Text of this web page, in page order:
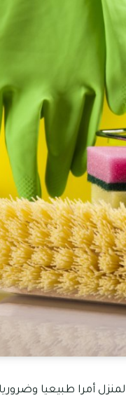
أمرا طبيعيا